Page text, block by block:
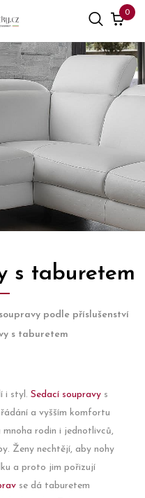
0
s taburetem
podle příslušenství
s taburetem
i styl. Sedací soupravy s
a vyšším komfortu
mnoha rodin i jednotlivců,
Ženy nechtějí, aby nohy
a proto jim pořizují
se dá taburetem